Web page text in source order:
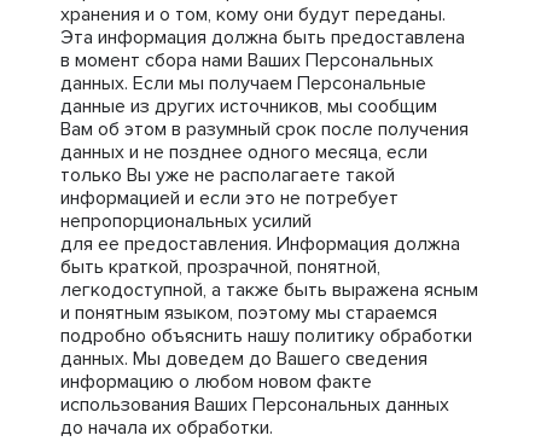
хранения и о том, кому они будут переданы.
Эта информация должна быть предоставлена
в момент сбора нами Ваших Персональных
данных. Если мы получаем Персональные
данные из других источников, мы сообщим
Вам об этом в разумный срок после получения
данных и не позднее одного месяца, если
только Вы уже не располагаете такой
информацией и если это не потребует
непропорциональных усилий
для ее предоставления. Информация должна
быть краткой, прозрачной, понятной,
легкодоступной, а также быть выражена ясным
и понятным языком, поэтому мы стараемся
подробно объяснить нашу политику обработки
данных. Мы доведем до Вашего сведения
информацию о любом новом факте
использования Ваших Персональных данных
до начала их обработки.